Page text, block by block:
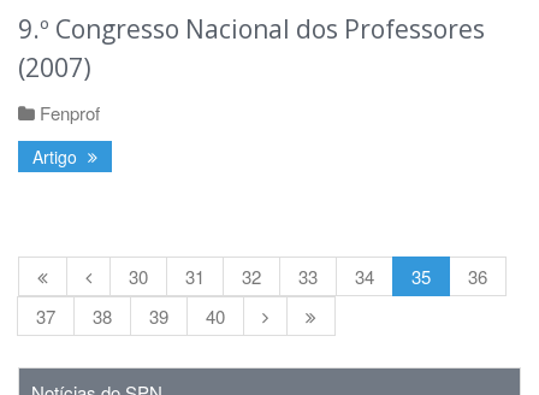
9.º Congresso Nacional dos Professores
(2007)
Fenprof
Artigo
30 31 32 33 34 35
36
37
38 39 40